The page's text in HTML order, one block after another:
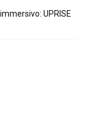
UPRISE